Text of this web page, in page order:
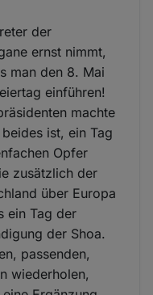
der
ernst nimmt,
man den 8. Mai
einführen!
machte
ist, ein Tag
Opfer
zusätzlich der
über Europa
ein Tag der
der Shoa.
passenden,
wiederholen,